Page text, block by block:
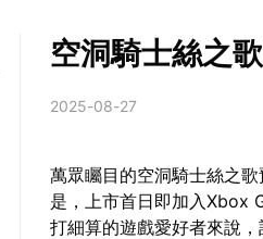
空洞騎士絲之
2025-08-27
萬眾矚目的空洞騎士絲之
是，上市首日即加入Xbox
打細算的遊戲愛好者來說